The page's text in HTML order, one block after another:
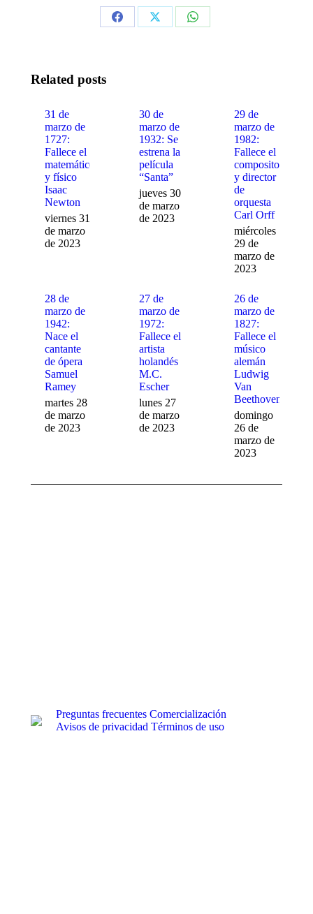
Share
Share
Share
Related posts
31 de
marzo de
1727:
Fallece el
matemático
y físico
Isaac
Newton
viernes 31
de marzo
de 2023
30 de
marzo de
1932: Se
estrena la
película
“Santa”
jueves 30
de marzo
de 2023
29 de
marzo de
1982:
Fallece el
compositor
y director
de
orquesta
Carl Orff
miércoles
29 de
marzo de
2023
28 de
marzo de
1942:
Nace el
cantante
de ópera
Samuel
Ramey
martes 28
de marzo
de 2023
27 de
marzo de
1972:
Fallece el
artista
holandés
M.C.
Escher
lunes 27
de marzo
de 2023
26 de
marzo de
1827:
Fallece el
músico
alemán
Ludwig
Van
Beethoven
domingo
26 de
marzo de
2023
Preguntas frecuentes Comercialización
Avisos de privacidad Términos de uso